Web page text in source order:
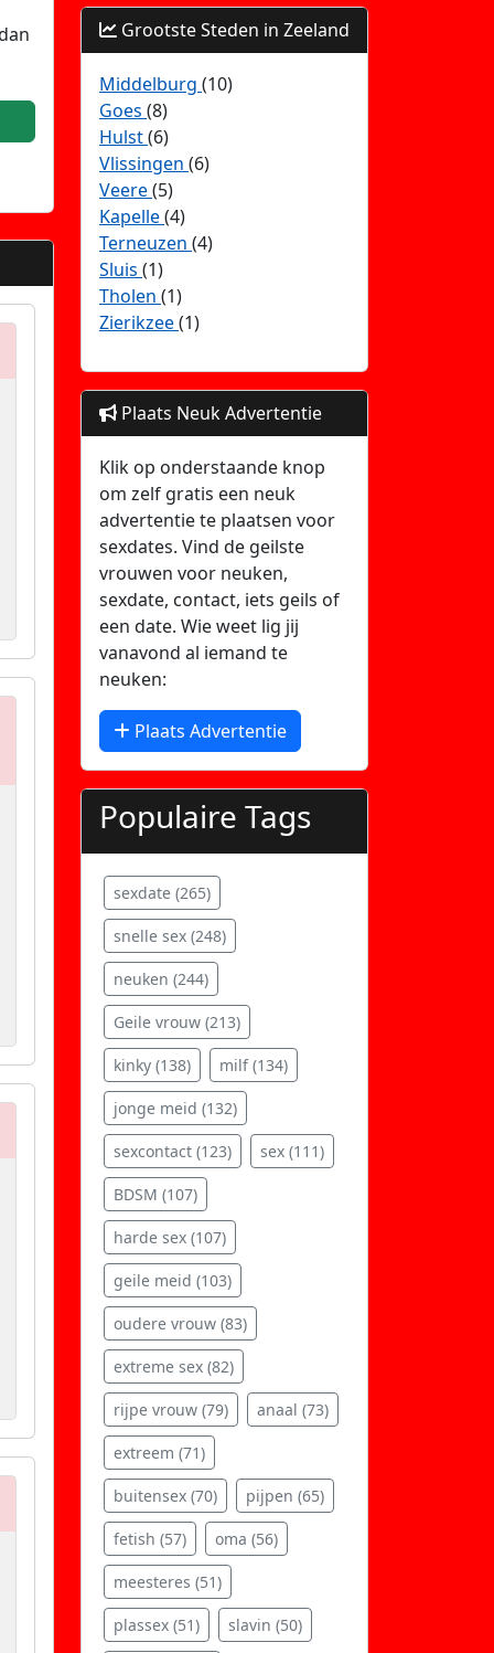
Grootste Steden in Zeeland
Middelburg (10)
Goes (8)
Hulst(6)
Vlissingen (6)
Veere(5)
Kapelle(4)
Terneuzen (4)
Sluis (1)
Tholen (1)
Zierikzee(1)
Plaats Neuk Advertentie
Klik op onderstaande knop
om zelf gratis een neuk
advertentie te plaatsen voor
sexdates. Vind de geilste
vrouwen voor neuken,
sexdate, contact, iets geils of
een date. Wie weet lig jij
vanavond al iemand te
neuken:
Plaats Advertentie
Populaire Tags
sexdate (265)
snelle sex (248)
neuken (244)
Geile vrouw (213)
kinky (138) milf (134)
jonge meid (132)
sexcontact (123) sex (111)
BDSM (107)
harde sex (107)
geile meid (103)
oudere vrouw (83)
extreme sex (82)
rijpe vrouw (79) anaal (73)
extreem (71)
buitensex (70) pijpen (65)
fetish (57) oma (56)
meesteres (51)
plassex (51) slavin (50)